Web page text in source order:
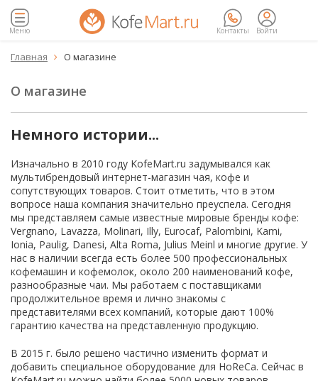
Меню Контакты Войти
Главная  О магазине
О магазине
Немного истории...
Изначально в 2010 году KofeMart.ru задумывался как
мультибрендовый интернет-магазин чая, кофе и
сопутствующих товаров. Стоит отметить, что в этом
вопросе наша компания значительно преуспела. Сегодня
мы представляем самые известные мировые бренды кофе:
Vergnano, Lavazza, Molinari, Illy, Eurocaf, Palombini, Kami,
Ionia, Paulig, Danesi, Alta Roma, Julius Meinl и многие другие. У
нас в наличии всегда есть более 500 профессиональных
кофемашин и кофемолок, около 200 наименований кофе,
разнообразные чаи. Мы работаем с поставщиками
продолжительное время и лично знакомы с
представителями всех компаний, которые дают 100%
гарантию качества на представленную продукцию.
В 2015 г. было решено частично изменить формат и
добавить специальное оборудование для HoReCa. Сейчас в